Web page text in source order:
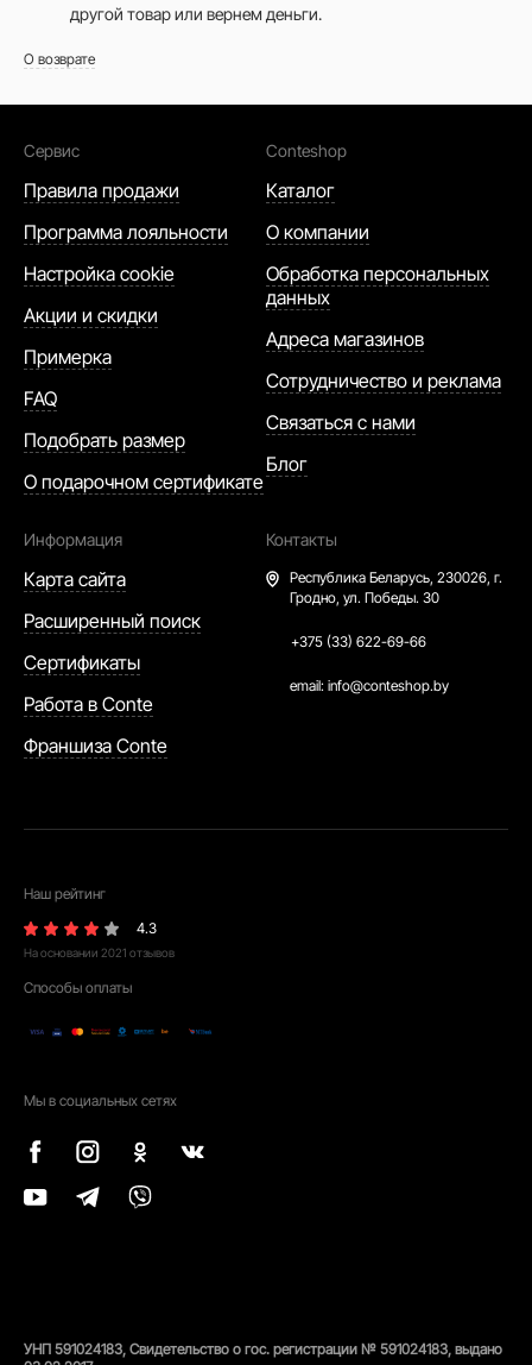
другой товар или вернем деньги.
О возврате
Сервис
Правила продажи
Программа лояльности
Настройка cookie
Акции и скидки
Примерка
FAQ
Подобрать размер
О подарочном сертификате
Conteshop
Каталог
О компании
Обработка персональных
данных
Адреса магазинов
Сотрудничество и реклама
Связаться с нами
Блог
Информация
Карта сайта
Расширенный поиск
Сертификаты
Работа в Conte
Франшиза Conte
Контакты
Республика Беларусь, 230026, г.
Гродно, ул. Победы. 30
+375 (33) 622-69-66
email: info@conteshop.by
Наш рейтинг
4.3
На основании 2021 отзывов
Способы оплаты
Мы в социальных сетях
УНП 591024183, Свидетельство о гос. регистрации № 591024183, выдано